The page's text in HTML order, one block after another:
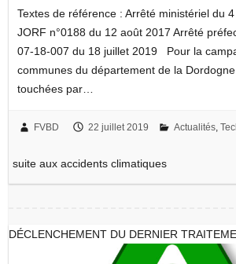
Textes de référence : Arrêté ministériel du
JORF n°0188 du 12 août 2017 Arrêté
07-18-007 du 18 juillet 2019 Pour la
communes du département de la
touchées par…
FVBD 22 juillet 2019 Actualités,
suite aux accidents climatiques
DÉCLENCHEMENT DU DERNIER